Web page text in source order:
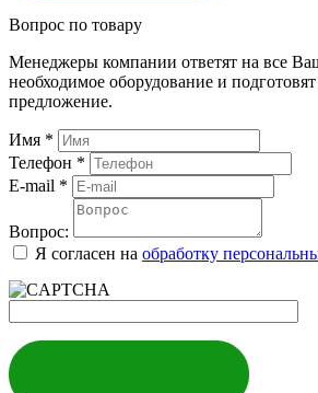
Вопрос по товару
Менеджеры компании ответят на все
необходимое оборудование и
предложение.
Имя *
Телефон *
E-mail *
Вопрос:
Я согласен на обработку